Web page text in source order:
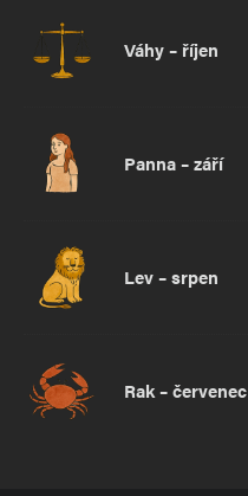
Váhy – říjen
Panna – září
Lev – srpen
Rak – červenec